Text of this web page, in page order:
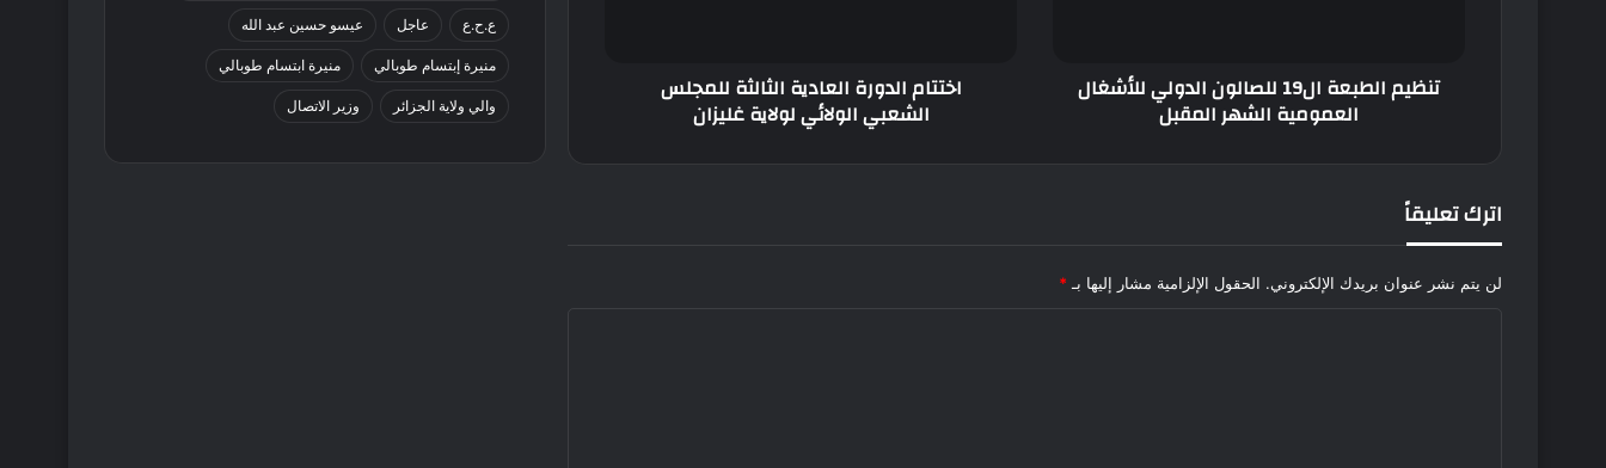
تنظيم الطبعة ال19 للصالون الدولي للأشغال
العمومية الشهر المقبل
اختتام الدورة العادية الثالثة للمجلس
الشعبي الولائي لولاية غليزان
اترك تعليقاً
لن يتم نشر عنوان بريدك الإلكتروني. الحقول الإلزامية مشار إليها بـ *
ع.ح.ع عاجل عيسو حسين عبد الله
منيرة إبتسام طوبالي منيرة ابتسام طوبالي
والي ولاية الجزائر وزير الاتصال